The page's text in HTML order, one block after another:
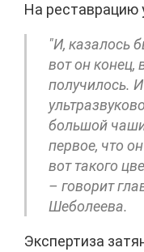
На реставрацию
"И, казалось
вот он конец,
получилось.
большой
первое, что
вот такого
– говорит
Шеболеева.
Экспертиза